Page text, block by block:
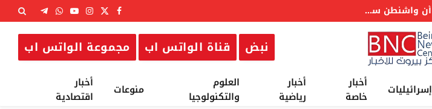
عاجل: الرئاسة اللبنانية: الرئيس عون أبلغ مجلس الوزراء بإحراز تقدم إيجابي في مفاوضات روما في مسألتي الحدود والأسرى فيسبوك
X الانستغرام
يوتيوبواتسابتيلقرام
نبض قناة الواتس اب مجموعة الواتس اب
إسرائيليات
أخبار
خاصة
أخبار
رياضية
العلوم
والتكنولوجيا
منوعات
أخبار
اقتصادية